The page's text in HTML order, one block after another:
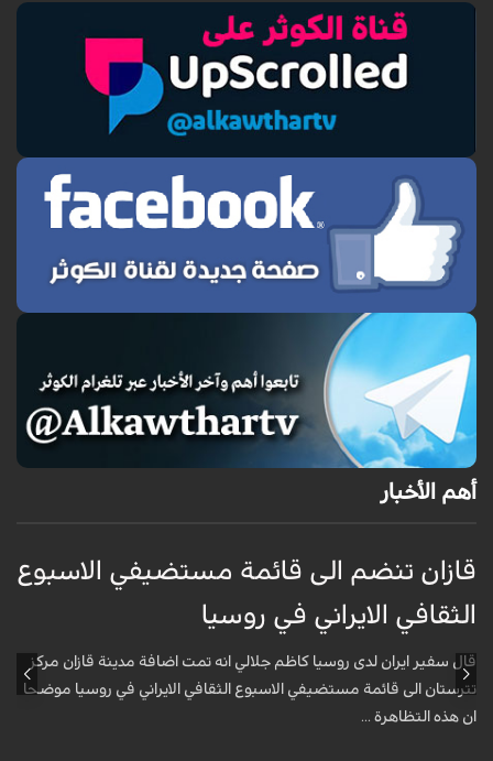
أهم الأخبار
قازان تنضم الى قائمة مستضيفي الاسبوع
الثقافي الايراني في روسيا
قال سفير ايران لدى روسيا كاظم جلالي انه تمت اضافة مدينة قازان مركز
تترستان الى قائمة مستضيفي الاسبوع الثقافي الايراني في روسيا موضحا
ان هذه التظاهرة ...